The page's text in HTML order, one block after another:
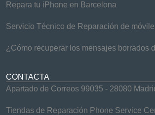
Repara tu iPhone en Barcelona
Servicio Técnico de Reparación de
¿Cómo recuperar los mensajes borrados
CONTACTA
Apartado de Correos 99035 - 28080
Tiendas de Reparación Phone Service